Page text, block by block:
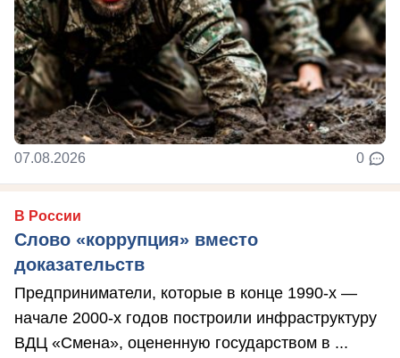
07.08.2026 0
В России
Слово «коррупция» вместо
доказательств
Предприниматели, которые в конце 1990-х —
начале 2000-х годов построили инфраструктуру
ВДЦ «Смена», оцененную государством в ...